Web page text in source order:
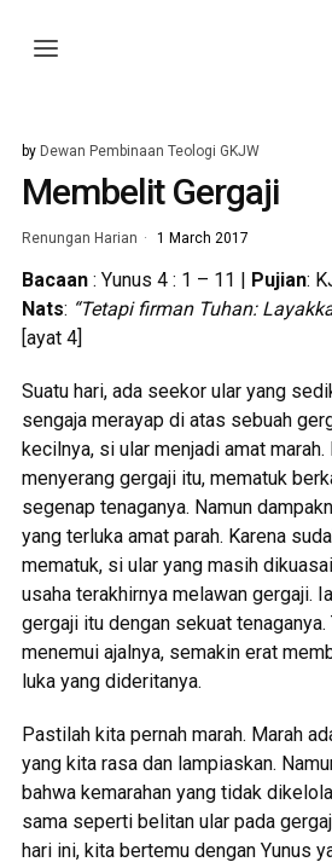
by Dewan Pembinaan Teologi GKJW
Membelit Gergaji
Renungan Harian 1 March 2017
Bacaan: Yunus 4 : 1 – 11 | Pujian:
Nats: “Tetapi firman Tuhan:
[ayat 4]
Suatu hari, ada seekor ular yang
sengaja merayap di atas sebuah
kecilnya, si ular menjadi amat marah.
menyerang gergaji itu, mematuk
segenap tenaganya. Namun
yang terluka amat parah. Karena
mematuk, si ular yang masih
usaha terakhirnya melawan gergaji.
gergaji itu dengan sekuat
menemui ajalnya, semakin erat
luka yang dideritanya.
Pastilah kita pernah marah. Marah
yang kita rasa dan lampiaskan.
bahwa kemarahan yang tidak
sama seperti belitan ular pada
hari ini, kita bertemu dengan Yunus